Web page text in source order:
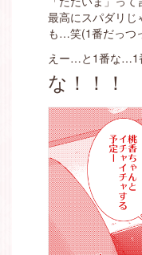
最高にスパダリじ
も…笑(1番だっつ
えー…と1番な
な！！！